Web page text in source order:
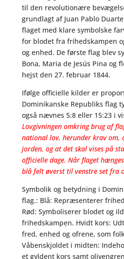
til den revolutionære
grundlagt af Juan Pablo
flaget med klare symbolske
for blodet fra frihedskampen
og enhed. De første flag blev
Bona, Maria de Jesús Pina og
hejst den 27. februar 1844.
Ifølge officielle kilder er
Dominikanske Republiks flag
også nævnes 5:8 eller 15:23 i
Lovgivningen omkring brug af
national lov, herunder krav om,
jorden, og at det skal vises på
officielle dage. Når flaget
blå felt øverst til venstre set fra
Symbolik og betydning i
flag.: Blå: Repræsenterer
Rød: Symboliserer blodet og
frihedskampen. Hvidt kors:
fred, enhed og ofrene, som
Våbenskjoldet i midten:
et gyldent kors samt